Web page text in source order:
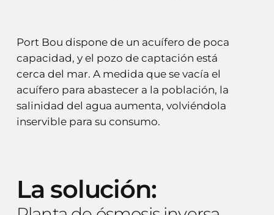
Port Bou dispone de un acuífero de poca
capacidad, y el pozo de captación está
cerca del mar. A medida que se vacía el
acuífero para abastecer a la población, la
salinidad del agua aumenta, volviéndola
inservible para su consumo.
La solución: